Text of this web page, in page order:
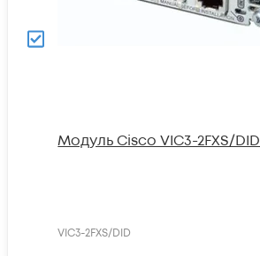
Модуль Cisco VIC3-2FXS/DID
VIC3-2FXS/DID